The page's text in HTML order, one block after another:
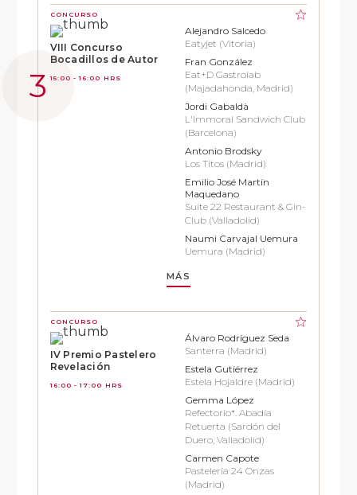
CONCURSO
VIII Concurso
Bocadillos de Autor
15:00 - 16:00 HRS
Alejandro Salcedo
Eatyjet (Vitoria)
Fran González
Eat+D Gastrolab
(Majadahonda, Madrid)
Jordi Gabaldà
L'Immoral Sandwich Club
(Barcelona)
Antonio Brodsky
Los Titos (Madrid)
Emilio José Martín
Maquedano
Suite 22 Restaurant & Gin-
Club (Valladolid)
Naumi Carvajal Uemura
Uemura (Madrid)
MÁS
CONCURSO
IV Premio Pastelero
Revelación
16:00 - 17:00 HRS
Álvaro Rodríguez Seda
Santerra (Madrid)
Estela Gutiérrez
Estela Hojaldre (Madrid)
Gemma López
Refectorio*. Abadía
Retuerta (Sardón del
Duero, Valladolid)
Carmen Capote
Pastelería 24 Onzas
(Madrid)